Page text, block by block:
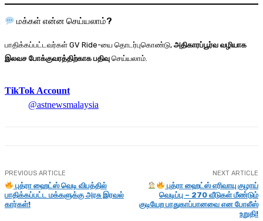
மக்கள் என்ன செய்யலாம்?
பாதிக்கப்பட்டவர்கள் GV Ride-யை தொடர்புகொண்டு, அதிகாரப்பூர்வ வழியாக
இலவச போக்குவரத்திற்காக பதிவு செய்யலாம்.
TikTok Account
@astnewsmalaysia
PREVIOUS ARTICLE
புத்ரா ஹைட்ஸ் வெடி விபத்தில்
பாதிக்கப்பட்ட மக்களுக்கு அரசு இரவல்
கார்கள்!
NEXT ARTICLE
புத்ரா ஹைட்ஸ் எரிவாயு குழாய்
வெடிப்பு – 270 வீடுகள் மீண்டும்
குடியேற பாதுகாப்பானவை என போலீஸ்
உறுதி!